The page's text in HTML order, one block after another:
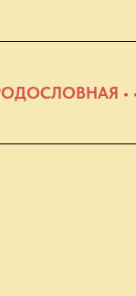
РОДОСЛОВНАЯ •